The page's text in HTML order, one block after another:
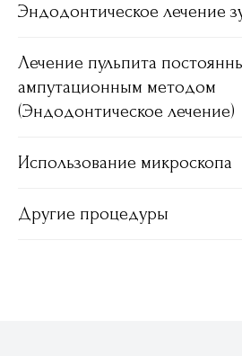
Эндодонтическое лечение
Лечение пульпита
ампутационным методом
(Эндодонтическое лечение)
Использование микроскопа
Другие процедуры